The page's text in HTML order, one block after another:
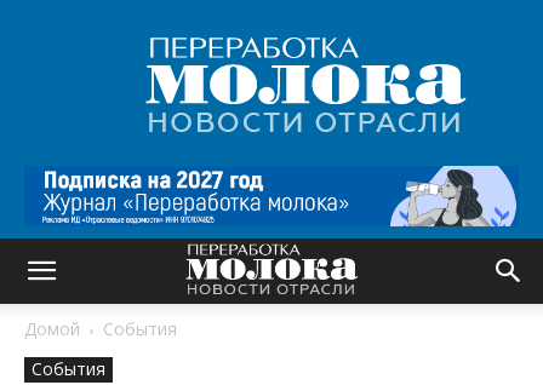
Переработка
молока
|
Новости
Домой
События
События